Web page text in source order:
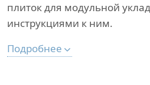
плиток для модульной
инструкциями к ним.
Подробнее